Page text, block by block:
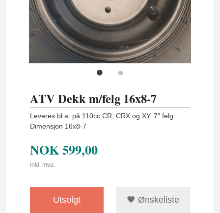
ATV Dekk m/felg 16x8-7
Leveres bl.a. på 110cc CR, CRX og XY. 7" felg
Dimensjon 16x8-7
NOK599,00
inkl. mva.
Utsolgt Ønskeliste